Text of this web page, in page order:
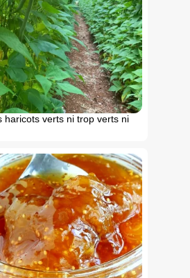
haricots verts ni trop verts ni